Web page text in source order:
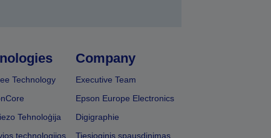
Technology
Tehnoloģija
technologijos
Company
Executive Team
Epson Europe Electronics
Digigraphie
Tiesioginis spausdinimas